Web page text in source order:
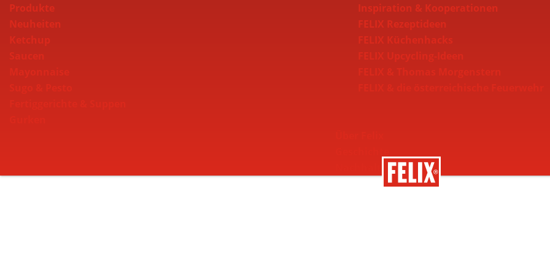
Produkte
Neuheiten
Ketchup
Saucen
Inspiration & Kooperationen
FELIX Rezeptideen
FELIX Küchenhacks
FELIX Upcycling-Ideen
Nachhaltigkeit